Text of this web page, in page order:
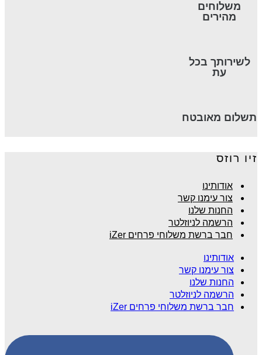
משלוחים
מהירים
לשירותך בכל
עת
תשלום מאובטח
זיו רוזס
אודותינו
צור עימנו קשר
החנות שלנו
הרשמה לניוזלטר
חבר ברשת משלוחי פרחים iZer
אודותינו
צור עימנו קשר
החנות שלנו
הרשמה לניוזלטר
חבר ברשת משלוחי פרחים iZer